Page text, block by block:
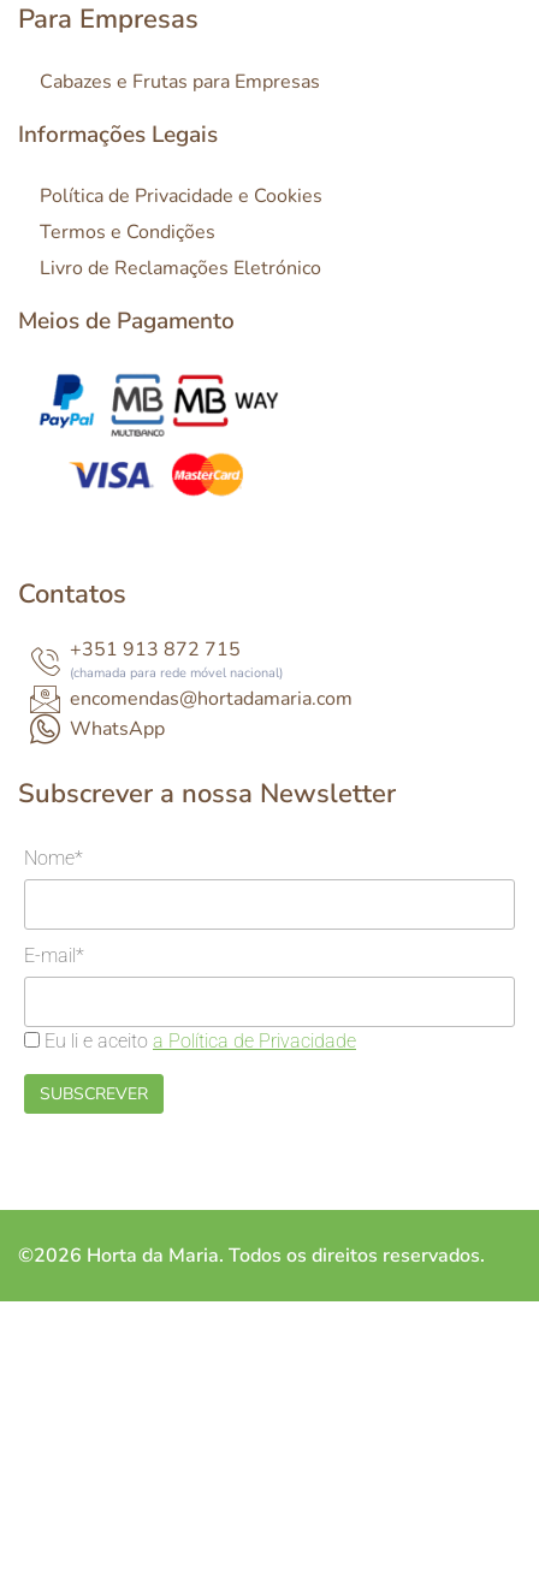
Para Empresas
Cabazes e Frutas para Empresas
Informações Legais
Política de Privacidade e Cookies
Termos e Condições
Livro de Reclamações Eletrónico
Meios de Pagamento
Contatos
+351 913 872 715
(chamada para rede móvel nacional)
encomendas@hortadamaria.com
WhatsApp
Subscrever a nossa Newsletter
Nome*
E-mail*
Eu li e aceito a Política de Privacidade
©2026 Horta da Maria. Todos os direitos reservados.